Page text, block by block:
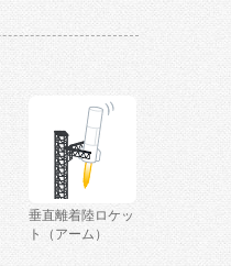
垂直離着陸ロケッ
ト（アーム）